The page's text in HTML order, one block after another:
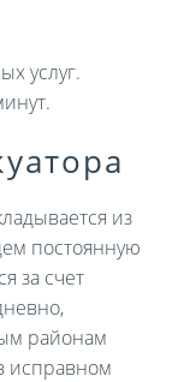
услуг.
из
постоянную
за счет
районам
исправном